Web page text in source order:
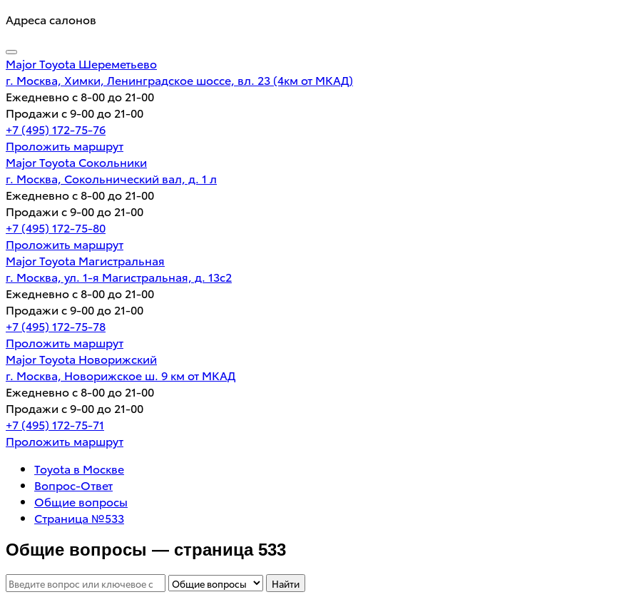
Адреса салонов
Major Toyota Шереметьево
г. Москва, Химки, Ленинградское шоссе, вл. 23 (4км от МКАД)
Ежедневно с 8-00 до 21-00
Продажи с 9-00 до 21-00
+7 (495) 172-75-76
Проложить маршрут
Major Toyota Сокольники
г. Москва, Сокольнический вал, д. 1 л
Ежедневно с 8-00 до 21-00
Продажи с 9-00 до 21-00
+7 (495) 172-75-80
Проложить маршрут
Major Toyota Магистральная
г. Москва, ул. 1-я Магистральная, д. 13с2
Ежедневно с 8-00 до 21-00
Продажи с 9-00 до 21-00
+7 (495) 172-75-78
Проложить маршрут
Major Toyota Новорижский
г. Москва, Новорижское ш. 9 км от МКАД
Ежедневно с 8-00 до 21-00
Продажи с 9-00 до 21-00
+7 (495) 172-75-71
Проложить маршрут
Toyota в Москве
Вопрос-Ответ
Общие вопросы
Страница №533
Общие вопросы — страница 533
Найти